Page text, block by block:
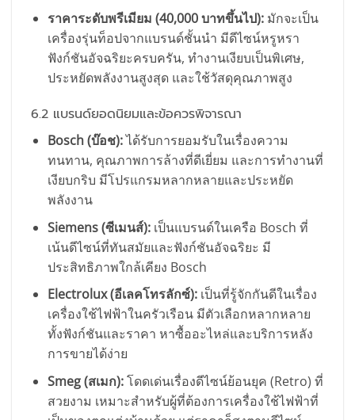
ราคาระดับพรีเมียม (40,000 บาทขึ้นไป):มักจะเป็น
เครื่องรุ่นท็อปจากแบรนด์ชั้นนำ มีดีไซน์หรูหรา
ฟังก์ชันอัจฉริยะครบครัน, ทำงานเงียบเป็นพิเศษ,
ประหยัดพลังงานสูงสุด และใช้วัสดุคุณภาพสูง
6.2 แบรนด์ยอดนิยมและข้อควรพิจารณา
Bosch (บ๊อช):ได้รับการยอมรับในเรื่องความ
ทนทาน, คุณภาพการล้างที่ดีเยี่ยม และการทำงานที่
เงียบกริบ มีโปรแกรมหลากหลายและประหยัด
พลังงาน
Siemens (ซีเมนส์):เป็นแบรนด์ในเครือ Bosch ที่
เน้นดีไซน์ที่ทันสมัยและฟังก์ชันอัจฉริยะ มี
ประสิทธิภาพใกล้เคียง Bosch
Electrolux (อีเลคโทรลักซ์):เป็นที่รู้จักกันดีในเรื่อง
เครื่องใช้ไฟฟ้าในครัวเรือน มีตัวเลือกหลากหลาย
ทั้งฟังก์ชันและราคา หาซื้ออะไหล่และบริการหลัง
การขายได้ง่าย
Smeg (สเมก):โดดเด่นเรื่องดีไซน์ย้อนยุค (Retro) ที่
สวยงาม เหมาะสำหรับผู้ที่ต้องการเครื่องใช้ไฟฟ้าที่